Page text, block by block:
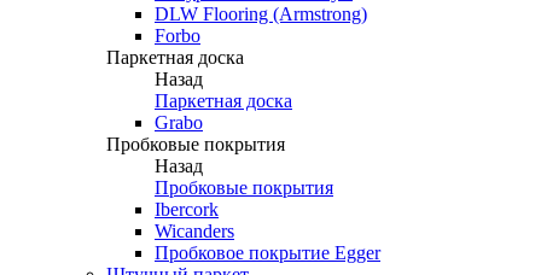
DLW Flooring (Armstrong)
Forbo
Паркетная доска
Назад
Паркетная доска
Grabo
Пробковые покрытия
Назад
Пробковые покрытия
Ibercork
Wicanders
Пробковое покрытие Egger